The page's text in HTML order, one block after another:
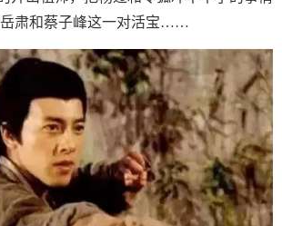
肃和蔡子峰这一对活宝……